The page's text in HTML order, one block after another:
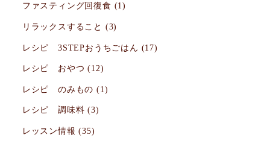
ファスティング回復食 (1)
リラックスすること (3)
レシピ 3STEPおうちごはん (17)
レシピ おやつ (12)
レシピ のみもの (1)
レシピ 調味料 (3)
レッスン情報 (35)